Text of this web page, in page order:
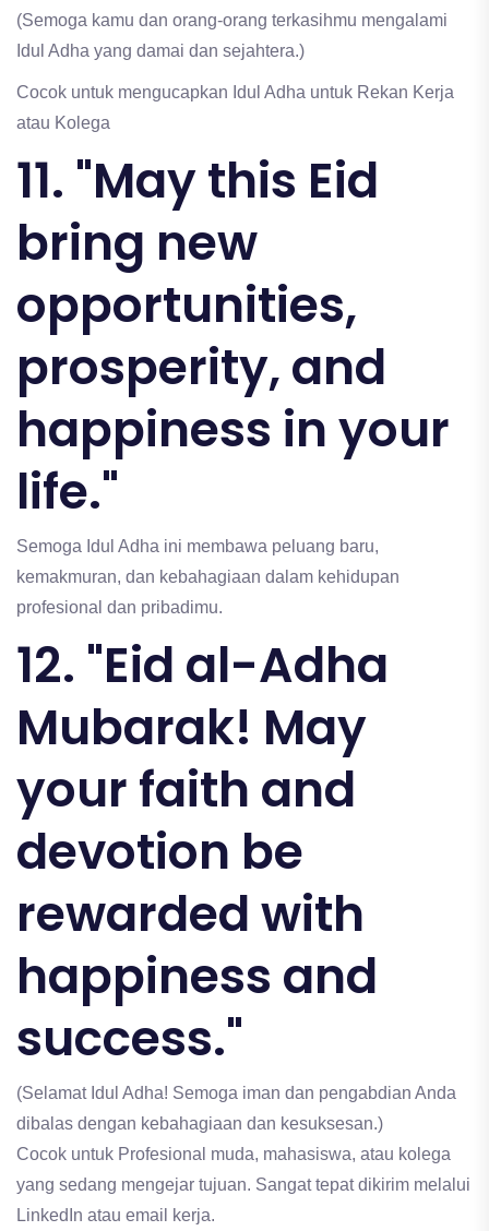
(Semoga kamu dan orang-orang terkasihmu mengalami
Idul Adha yang damai dan sejahtera.)
Cocok untuk mengucapkan Idul Adha untuk Rekan Kerja
atau Kolega
11. "May this Eid
bring new
opportunities,
prosperity, and
happiness in your
life."
Semoga Idul Adha ini membawa peluang baru,
kemakmuran, dan kebahagiaan dalam kehidupan
profesional dan pribadimu.
12. "Eid al-Adha
Mubarak! May
your faith and
devotion be
rewarded with
happiness and
success."
(Selamat Idul Adha! Semoga iman dan pengabdian Anda
dibalas dengan kebahagiaan dan kesuksesan.)
Cocok untuk Profesional muda, mahasiswa, atau kolega
yang sedang mengejar tujuan. Sangat tepat dikirim melalui
LinkedIn atau email kerja.